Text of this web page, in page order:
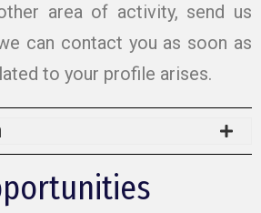
area of activity, send us
can contact you as soon as
to your profile arises.